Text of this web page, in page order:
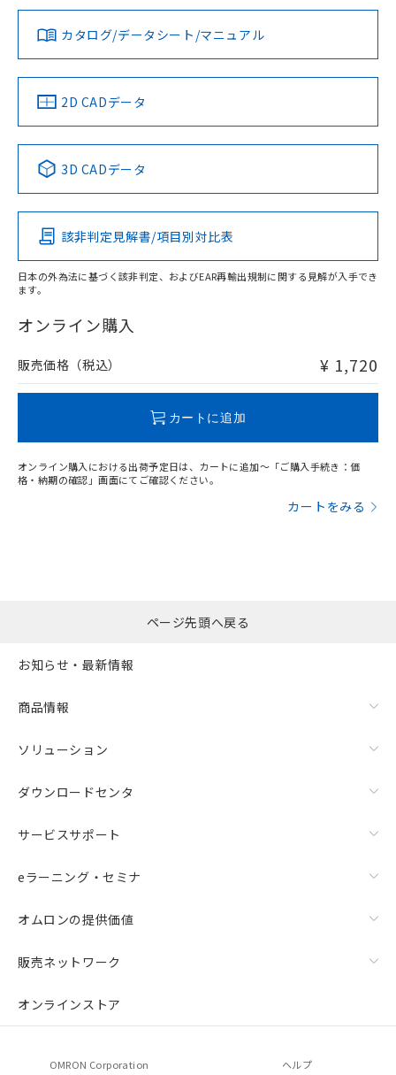
ダウンロードデータをご利用いただく前に、以下を必ずお読
みください。
ソフトウェアの使用条件
対応済み
中国 RoHS 注意事項・凡例
Pb Hg Cd Cr(VI)
O
在庫等で未対応品が混在する可能性があります。
問い合わせください。
LR型式承認
（イギリス
船舶規格）
DNV型式承認
（ノルウェー
BV型式承認
（フランス
KR型式
（韓国
No No No No
この製品の規格認証/適合状況ページへ
その他の認証はこちらのページからご検索ください
カタログ/データシート/マニュアル
2D CADデータ
3D CADデータ
該非判定見解書/項目別対比表
日本の外為法に基づく該非判定、およびEAR再輸出規制に関する見解が入手でき
ます。
オンライン購入
販売価格（税込） ¥ 1,720
カートに追加
オンライン購入における出荷予定日は、カートに追加～「ご購入手続き：価
格・納期の確認」画面にてご確認ください。
カートをみる
ページ先頭へ戻る
お知らせ・最新情報
商品情報
ソリューション
ダウンロードセンタ
サービスサポート
eラーニング・セミナ
オムロンの提供価値
販売ネットワーク
オンラインストア
OMRON Corporation ヘルプ